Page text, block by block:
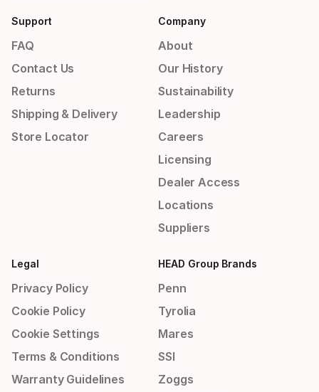
Support
FAQ
Contact Us
Returns
Shipping & Delivery
Store Locator
Company
About
Our History
Sustainability
Leadership
Careers
Licensing
Dealer Access
Locations
Suppliers
Legal
Privacy Policy
Cookie Policy
Cookie Settings
Terms & Conditions
Warranty Guidelines
HEAD Group Brands
Penn
Tyrolia
Mares
SSI
Zoggs